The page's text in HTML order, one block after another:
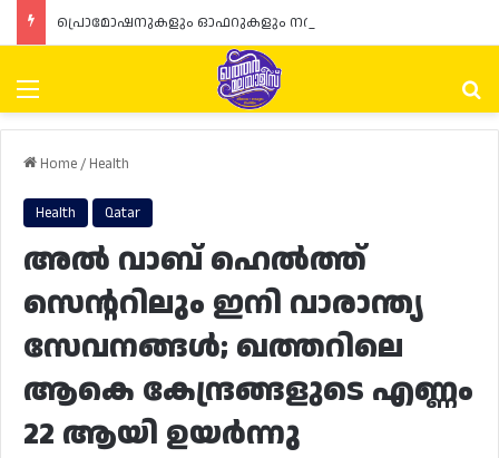
Menu
Home/ Health
Health Qatar
അൽ വാബ് ഹെൽത്ത്
സെന്ററിലും ഇനി വാരാന്ത്യ
സേവനങ്ങൾ; ഖത്തറിലെ
ആകെ കേന്ദ്രങ്ങളുടെ എണ്ണം
22 ആയി ഉയർന്നു